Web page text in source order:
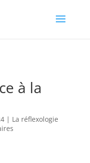
à la
| La réflexologie